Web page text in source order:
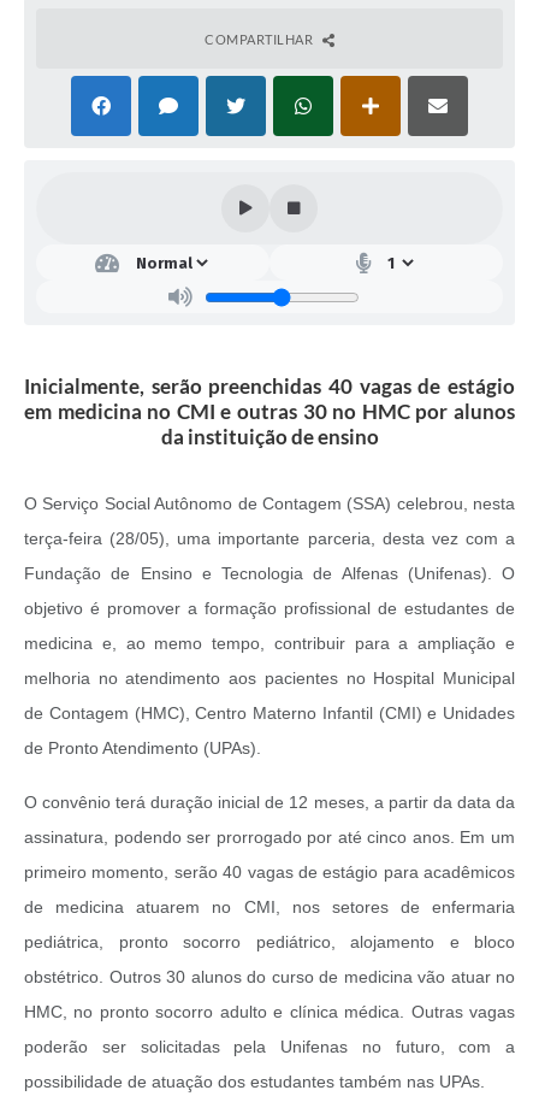
COMPARTILHAR
Inicialmente, serão preenchidas 40 vagas de estágio
em medicina no CMI e outras 30 no HMC por alunos
da instituição de ensino
O Serviço Social Autônomo de Contagem (SSA) celebrou, nesta
terça-feira (28/05), uma importante parceria, desta vez com a
Fundação de Ensino e Tecnologia de Alfenas (Unifenas). O
objetivo é promover a formação profissional de estudantes de
medicina e, ao memo tempo, contribuir para a ampliação e
melhoria no atendimento aos pacientes no Hospital Municipal
de Contagem (HMC), Centro Materno Infantil (CMI) e Unidades
de Pronto Atendimento (UPAs).
O convênio terá duração inicial de 12 meses, a partir da data da
assinatura, podendo ser prorrogado por até cinco anos. Em um
primeiro momento, serão 40 vagas de estágio para acadêmicos
de medicina atuarem no CMI, nos setores de enfermaria
pediátrica, pronto socorro pediátrico, alojamento e bloco
obstétrico. Outros 30 alunos do curso de medicina vão atuar no
HMC, no pronto socorro adulto e clínica médica. Outras vagas
poderão ser solicitadas pela Unifenas no futuro, com a
possibilidade de atuação dos estudantes também nas UPAs.